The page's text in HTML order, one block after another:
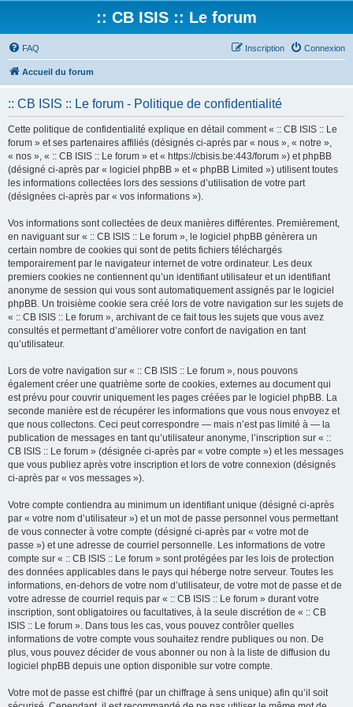
:: CB ISIS :: Le forum
FAQ Connexion
Inscription
Accueil du forum
:: CB ISIS :: Le forum - Politique de confidentialité
Cette politique de confidentialité explique en détail comment « :: CB ISIS :: Le
forum » et ses partenaires affiliés (désignés ci-après par « nous », « notre »,
« nos », « :: CB ISIS :: Le forum » et « https://cbisis.be:443/forum ») et phpBB
(désigné ci-après par « logiciel phpBB » et « phpBB Limited ») utilisent toutes
les informations collectées lors des sessions d’utilisation de votre part
(désignées ci-après par « vos informations »).
Vos informations sont collectées de deux manières différentes. Premièrement,
en naviguant sur « :: CB ISIS :: Le forum », le logiciel phpBB génèrera un
certain nombre de cookies qui sont de petits fichiers téléchargés
temporairement par le navigateur internet de votre ordinateur. Les deux
premiers cookies ne contiennent qu’un identifiant utilisateur et un identifiant
anonyme de session qui vous sont automatiquement assignés par le logiciel
phpBB. Un troisième cookie sera créé lors de votre navigation sur les sujets de
« :: CB ISIS :: Le forum », archivant de ce fait tous les sujets que vous avez
consultés et permettant d’améliorer votre confort de navigation en tant
qu’utilisateur.
Lors de votre navigation sur « :: CB ISIS :: Le forum », nous pouvons
également créer une quatrième sorte de cookies, externes au document qui
est prévu pour couvrir uniquement les pages créées par le logiciel phpBB. La
seconde manière est de récupérer les informations que vous nous envoyez et
que nous collectons. Ceci peut correspondre — mais n’est pas limité à — la
publication de messages en tant qu’utilisateur anonyme, l’inscription sur « ::
CB ISIS :: Le forum » (désignée ci-après par « votre compte ») et les messages
que vous publiez après votre inscription et lors de votre connexion (désignés
ci-après par « vos messages »).
Votre compte contiendra au minimum un identifiant unique (désigné ci-après
par « votre nom d’utilisateur ») et un mot de passe personnel vous permettant
de vous connecter à votre compte (désigné ci-après par « votre mot de
passe ») et une adresse de courriel personnelle. Les informations de votre
compte sur « :: CB ISIS :: Le forum » sont protégées par les lois de protection
des données applicables dans le pays qui héberge notre serveur. Toutes les
informations, en-dehors de votre nom d’utilisateur, de votre mot de passe et de
votre adresse de courriel requis par « :: CB ISIS :: Le forum » durant votre
inscription, sont obligatoires ou facultatives, à la seule discrétion de « :: CB
ISIS :: Le forum ». Dans tous les cas, vous pouvez contrôler quelles
informations de votre compte vous souhaitez rendre publiques ou non. De
plus, vous pouvez décider de vous abonner ou non à la liste de diffusion du
logiciel phpBB depuis une option disponible sur votre compte.
Votre mot de passe est chiffré (par un chiffrage à sens unique) afin qu’il soit